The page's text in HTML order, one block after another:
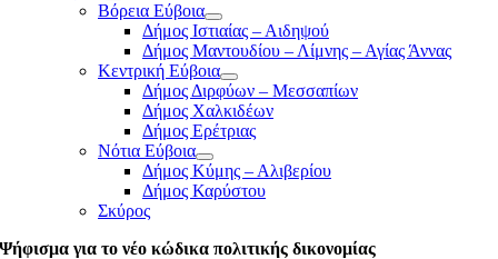
Βόρεια Εύβοια
Δήμος Ιστιαίας – Αιδηψού
Δήμος Μαντουδίου – Λίμνης – Αγίας Άννας
Κεντρική Εύβοια
Δήμος Διρφύων – Μεσσαπίων
Δήμος Χαλκιδέων
Δήμος Ερέτριας
Νότια Εύβοια
Δήμος Κύμης – Αλιβερίου
Δήμος Καρύστου
Σκύρος
Ψήφισμα για το νέο κώδικα πολιτικής δικονομίας